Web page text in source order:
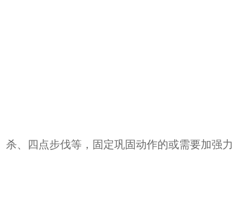
、四点步伐等，固定巩固动作的或需要加强